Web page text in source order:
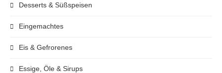
Desserts & Süßspeisen
Eingemachtes
Eis & Gefrorenes
Essige, Öle & Sirups